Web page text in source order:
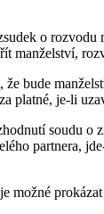
o rozvodu
manželství,
že bude
platné, je-li
soudu o
partnera,
možné